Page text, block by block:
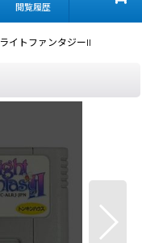
閲覧履歴
ライトファンタジーII